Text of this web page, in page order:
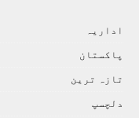
اداريہ
پاکستان
تازہ ترين
دلچسپ